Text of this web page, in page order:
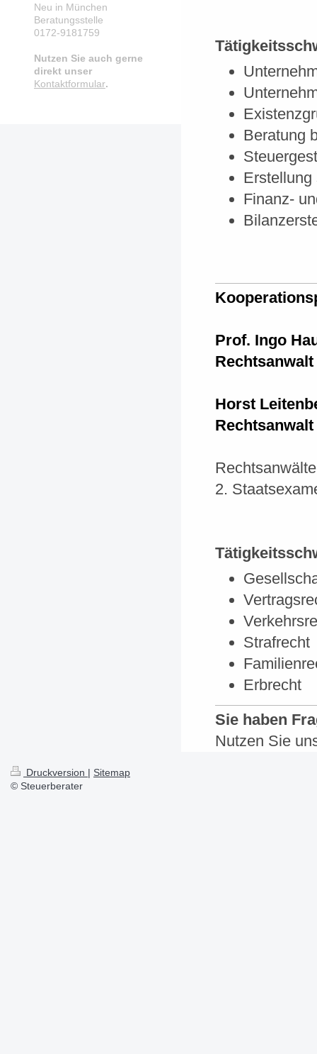
Beratung
Erstellung
Finanz-
Prof. Ingo
Rechtsanwalt
Horst
Rechtsanwalt
Rechtsanwälte
2.
Strafrecht
Erbrecht
Sie haben
Nutzen Sie
Neu in München
Beratungsstelle
0172-9181759
Nutzen Sie auch gerne
direkt unser
Kontaktformular.
Druckversion | Sitemap
© Steuerberater